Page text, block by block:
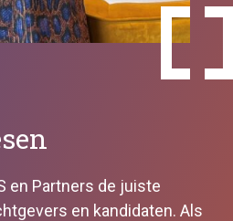
en Partners de juiste
en kandidaten. Als